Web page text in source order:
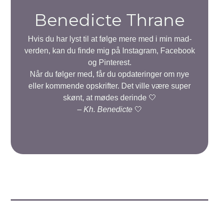
Benedicte Thrane
Hvis du har lyst til at følge mere med i min mad-
verden, kan du finde mig på Instagram, Facebook
og Pinterest.
Når du følger med, får du opdateringer om nye
eller kommende opskrifter. Det ville være super
skønt, at mødes derinde 🤍
– Kh. Benedicte🤍